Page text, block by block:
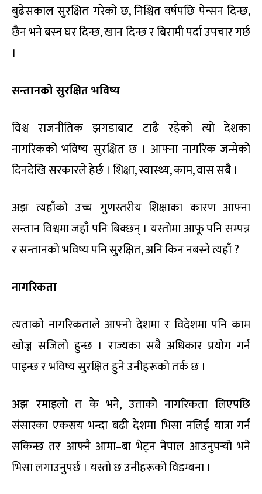
बुढेसकाल सुरक्षित गरेको छ, निश्चित वर्षपछि पेन्सन दिन्छ,
छैन भने बस्न घर दिन्छ, खान दिन्छ र बिरामी पर्दा उपचार गर्छ
।
सन्तानको सुरक्षित भविष्य
विश्व राजनीतिक झगडाबाट टाढै रहेको त्यो देशका
नागरिकको भविष्य सुरक्षित छ । आफ्ना नागरिक जन्मेको
दिनदेखि सरकारले हेर्छ । शिक्षा, स्वास्थ्य, काम, वास सबै ।
अझ त्यहाँको उच्च गुणस्तरीय शिक्षाका कारण आफ्ना
सन्तान विश्वमा जहाँ पनि बिक्छन् । यस्तोमा आफू पनि सम्पन्न
र सन्तानको भविष्य पनि सुरक्षित, अनि किन नबस्ने त्यहाँ ?
नागरिकता
त्यताको नागरिकताले आफ्नो देशमा र विदेशमा पनि काम
खोज्न सजिलो हुन्छ । राज्यका सबै अधिकार प्रयोग गर्न
पाइन्छ र भविष्य सुरक्षित हुने उनीहरूको तर्क छ ।
अझ रमाइलो त के भने, उताको नागरिकता लिएपछि
संसारका एकसय भन्दा बढी देशमा भिसा नलिई यात्रा गर्न
सकिन्छ तर आफ्नै आमा–बा भेट्न नेपाल आउनुपर्‍यो भने
भिसा लगाउनुपर्छ । यस्तो छ उनीहरूको विडम्बना ।